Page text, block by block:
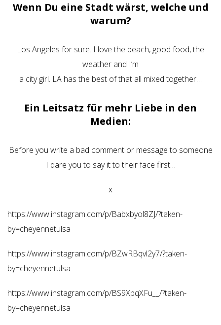
Wenn Du eine Stadt wärst, welche und
warum?
Los Angeles for sure. I love the beach, good food, the
weather and I’m
a city girl. LA has the best of that all mixed together…
Ein Leitsatz für mehr Liebe in den
Medien:
Before you write a bad comment or message to someone
I dare you to say it to their face first…
x
https://www.instagram.com/p/Babxbyol8ZJ/?taken-
by=cheyennetulsa
https://www.instagram.com/p/BZwRBqvl2y7/?taken-
by=cheyennetulsa
https://www.instagram.com/p/BS9XpqXFu__/?taken-
by=cheyennetulsa